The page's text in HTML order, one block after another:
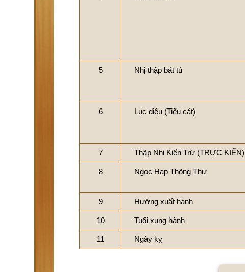
5 Nhị thập bát tú
6 Lục diệu (Tiểu cát)
7 Thập Nhị Kiến Trừ (TRỰC KIẾN)
8 Ngọc Hạp Thông Thư
9 Hướng xuất hành
10 Tuổi xung hành
11 Ngày kỵ